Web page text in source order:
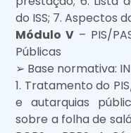
do ISS; 7. Aspectos
Módulo V – PIS/
Públicas
➢ Base normativa: IN
1. Tratamento do
e autarquias
sobre a folha de